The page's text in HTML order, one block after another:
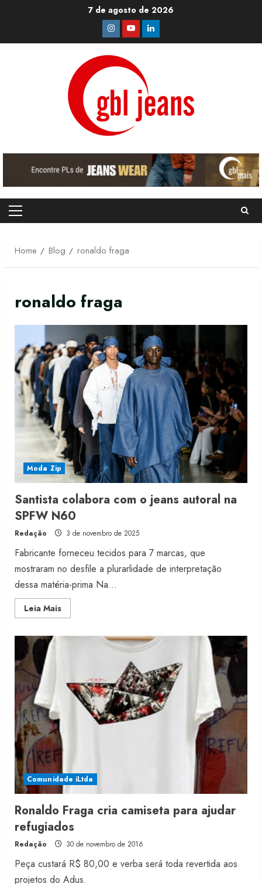
7 de agosto de 2026
Instagram
YoutubeLinkedin
Primary
Home
Blog ronaldo fraga
ronaldo fraga
Moda Zip
Santista colabora com o jeans autoral na
SPFW N60
Redação 3 de novembro de 2025
Fabricante forneceu tecidos para 7 marcas, que
mostraram no desfile a plurarlidade de interpretação
dessa matéria-prima Na...
Leia MaisRead
more
colabora
na
SPFW
N60
Comunidade iLtda
Ronaldo Fraga cria camiseta para ajudar
refugiados
Redação 30 de novembro de 2016
Peça custará R$ 80,00 e verba será toda revertida aos
projetos do Adus.